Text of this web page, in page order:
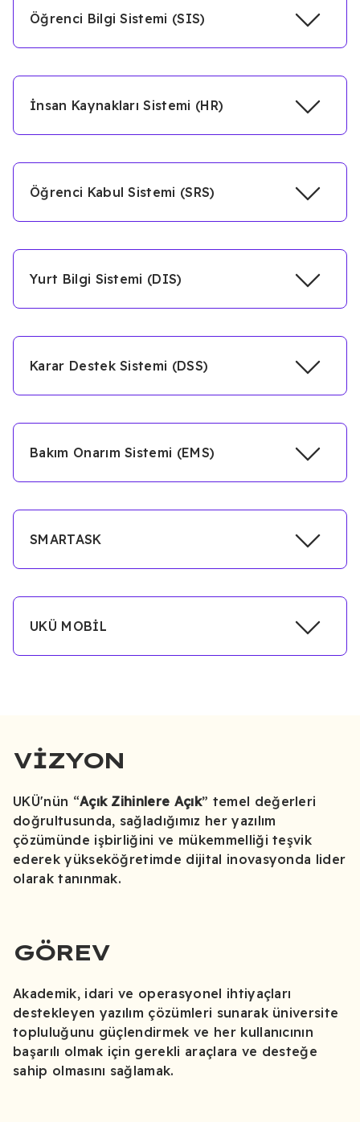
Öğrenci Bilgi Sistemi (SIS)
İnsan Kaynakları Sistemi (HR)
Öğrenci Kabul Sistemi (SRS)
Yurt Bilgi Sistemi (DIS)
Karar Destek Sistemi (DSS)
Bakım Onarım Sistemi (EMS)
SMARTASK
UKÜ MOBİL
Ukü Mobil
Uygulama
VIZYON
UKÜ'nün “Açık Zihinlere Açık” temel değerleri
doğrultusunda, sağladığımız her yazılım
çözümünde işbirliğini ve mükemmelliği teşvik
ederek yükseköğretimde dijital inovasyonda lider
olarak tanınmak.
GÖREV
Akademik, idari ve operasyonel ihtiyaçları
destekleyen yazılım çözümleri sunarak üniversite
topluluğunu güçlendirmek ve her kullanıcının
başarılı olmak için gerekli araçlara ve desteğe
sahip olmasını sağlamak.